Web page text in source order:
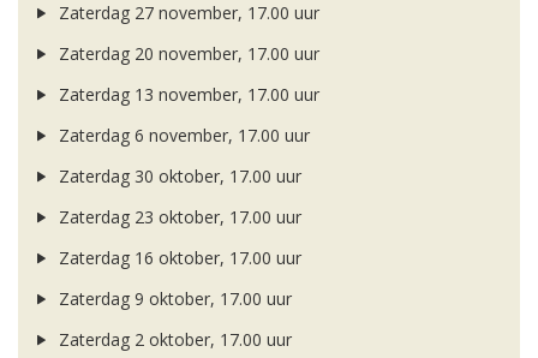
Zaterdag 27 november, 17.00 uur
Zaterdag 20 november, 17.00 uur
Zaterdag 13 november, 17.00 uur
Zaterdag 6 november, 17.00 uur
Zaterdag 30 oktober, 17.00 uur
Zaterdag 23 oktober, 17.00 uur
Zaterdag 16 oktober, 17.00 uur
Zaterdag 9 oktober, 17.00 uur
Zaterdag 2 oktober, 17.00 uur